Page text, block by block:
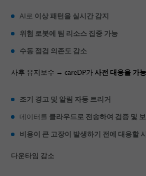
AI로 이상 패턴을 실시간 감지
위험 로봇에 팀 리소스 집중 가능
수동 점검 의존도 감소
사후 유지보수 → careDP가사전 대응을 가
조기 경고 및 알림 자동 트리거
데이터를 클라우드로 전송하여 검증 및
비용이 큰 고장이 발생하기 전에 대응할
다운타임 감소